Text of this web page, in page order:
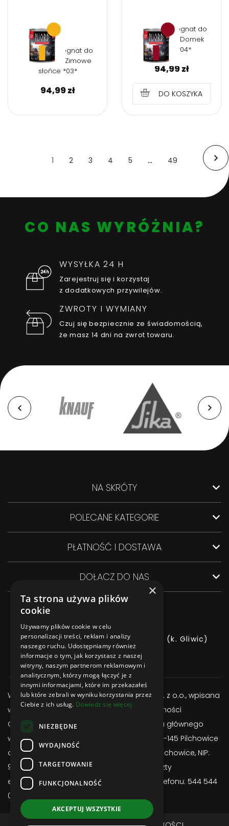
NJORD Impregnat do
drewna 2,5l Zimowe
słońce *03*
94,99zł
NJORD Impregnat do
drewna 2,5l Domek
rybaka *04*
94,99zł
DO KOSZYKA
1 2 3 4 5 … 49
CO NAS WYRÓŻNIA?
WYSYŁKA 24 H
Zarejestruj się i korzystaj
z dodatkowych przywilejów.
ZWROTY I WYMIANY
Czuj się bezpiecznie ze świadomością,
że masz 14 dni na zwrot towaru.
NA SKRÓTY
POLECANE KATEGORIE
PŁATNOŚĆ I DOSTAWA
DOŁĄCZ DO NAS
ul. GLIWICKA 3, 44-145 PILCHOWICE (k. Gliwic)
+48 544 544 064
Właścicielem serwisu jest firma Atexbud Sp. z o.o., wpisana
w Centralnej Ewidencji i Informacji o Działalności
Gospodarczej, posiadającą adres miejsca głównego
wykonywania działalności: ul. Gliwicka 3; 44-145 Pilchowice
adres do doręczeń: ul. Gliwicka 3; 44-145 Pilchowice, NIP:
9691657255, REGON: 524963750, adres poczty
elektronicznej:sklep@atexbud.pl
, numer telefonu: 544 544
064
×
Ta strona używa plików
cookie
Używamy plików cookie w celu
personalizacji treści, reklam i analizy
naszego ruchu. Udostępniamy również
informacje o tym, jak korzystasz z naszej
witryny, naszym partnerom reklamowym i
analitycznym, którzy mogą łączyć je z
innymi informacjami, które im przekazałeś
lub które zebrali w wyniku korzystania przez
Ciebie z ich usług. Dowiedz się więcej
NIEZBĘDNE
WYDAJNOŚĆ
TARGETOWANIE
FUNKCJONALNOŚĆ
AKCEPTUJ WSZYSTKIE